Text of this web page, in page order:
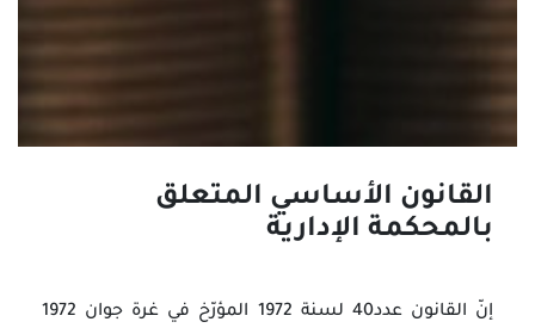
القانون الأساسي المتعلق
بالمحكمة الإدارية
إنّ القانون عدد40 لسنة 1972 المؤرّخ في غرة جوان 1972